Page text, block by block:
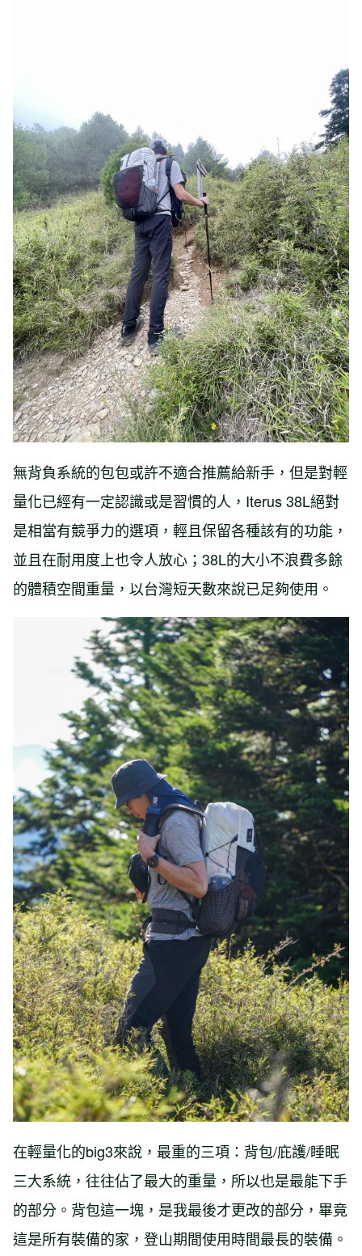
無背負系統的包包或許不適合推薦給新手，但是對輕
量化已經有一定認識或是習慣的人，Iterus 38L絕對
是相當有競爭力的選項，輕且保留各種該有的功能，
並且在耐用度上也令人放心；38L的大小不浪費多餘
的體積空間重量，以台灣短天數來說已足夠使用。
在輕量化的big3來說，最重的三項：背包/庇護/睡眠
三大系統，往往佔了最大的重量，所以也是最能下手
的部分。背包這一塊，是我最後才更改的部分，畢竟
這是所有裝備的家，登山期間使用時間最長的裝備。